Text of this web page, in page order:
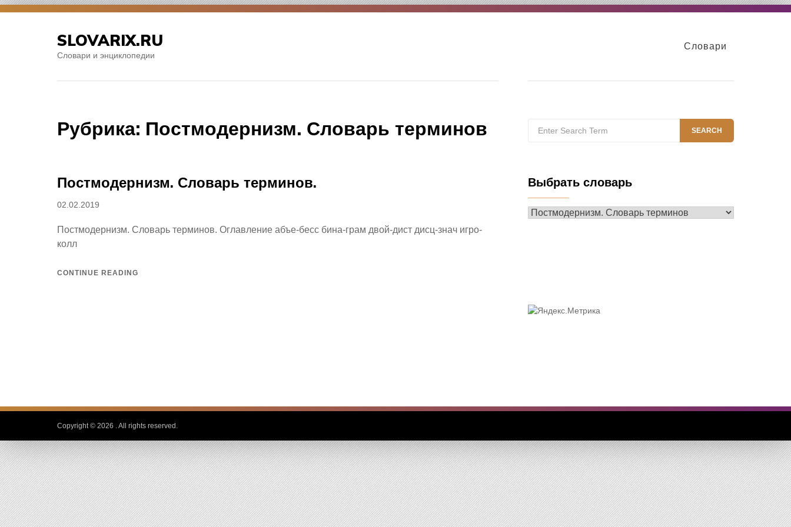
Skip
SLOVARIX.RU
Словари и энциклопедии
Словари
Рубрика: Постмодернизм. Словарь терминов
Постмодернизм. Словарь терминов.
Posted
02.02.2019
Постмодернизм. Словарь терминов. Оглавление абъе-бесс бина-грам двой-дист дисц-знач игро-
колл
CONTINUE READING
for:
SEARCH
Выбрать словарь
Выбрать
Copyright © 2026 . All rights reserved.